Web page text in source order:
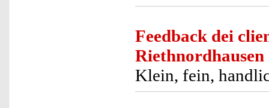
Feedback dei
Riethnordhausen
Klein, fein,